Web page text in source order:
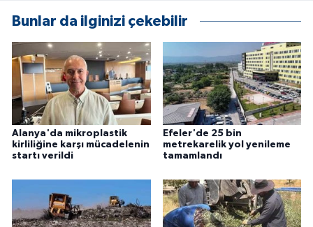
Bunlar da ilginizi çekebilir
Alanya'da mikroplastik
kirliliğine karşı mücadelenin
startı verildi
Efeler'de 25 bin
metrekarelik yol yenileme
tamamlandı
ÜLKE GÜNDEMİ
YAŞAM
YEREL
Yerel Haberler